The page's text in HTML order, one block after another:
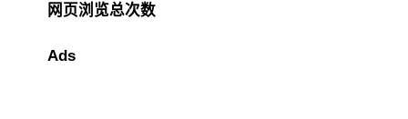
网页浏览总次数
Ads